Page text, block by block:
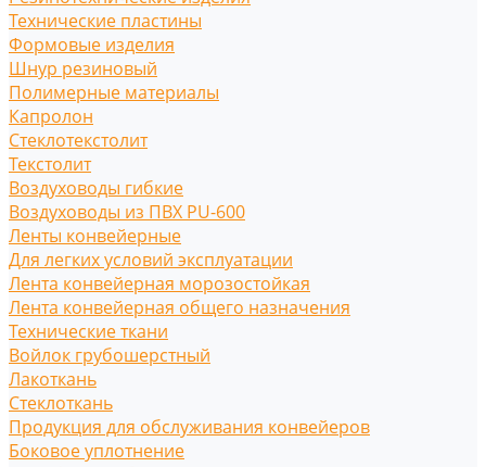
Технические пластины
Формовые изделия
Шнур резиновый
Полимерные материалы
Капролон
Стеклотекстолит
Текстолит
Воздуховоды гибкие
Воздуховоды из ПВХ PU-600
Ленты конвейерные
Для легких условий эксплуатации
Лента конвейерная морозостойкая
Лента конвейерная общего назначения
Технические ткани
Войлок грубошерстный
Лакоткань
Стеклоткань
Продукция для обслуживания конвейеров
Боковое уплотнение